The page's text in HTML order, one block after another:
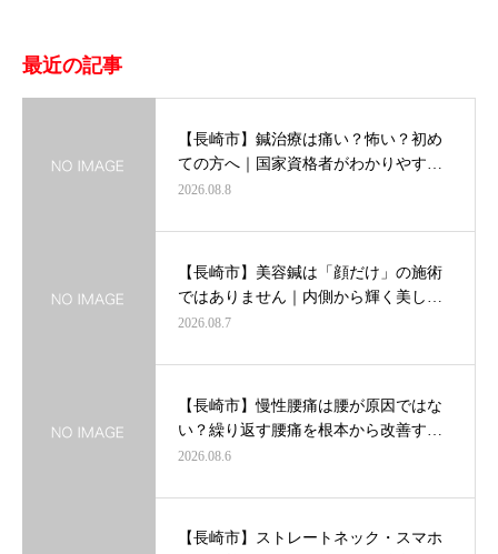
最近の記事
【長崎市】鍼治療は痛い？怖い？初め
ての方へ｜国家資格者がわかりやす…
2026.08.8
【長崎市】美容鍼は「顔だけ」の施術
ではありません｜内側から輝く美し…
2026.08.7
【長崎市】慢性腰痛は腰が原因ではな
い？繰り返す腰痛を根本から改善す…
2026.08.6
【長崎市】ストレートネック・スマホ